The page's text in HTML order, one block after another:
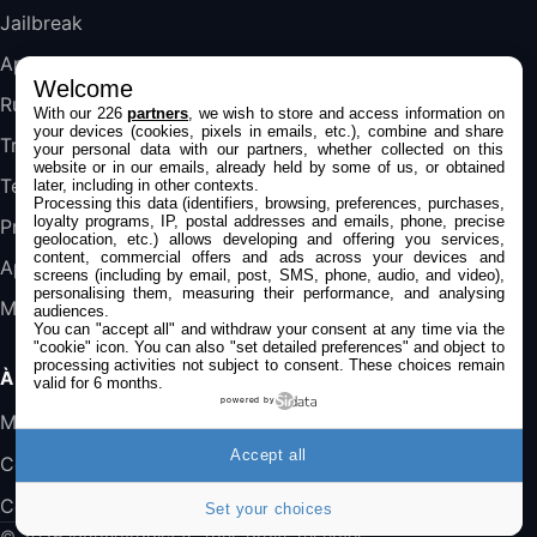
Jeu FIFA 20 sur PC (code à télécharger)
45,98€57,99€Rue Du Commerce (Vendeur Tiers)
Jailbreak
Applications
Rumeurs
Trucs & astuces
Tests
Promos
Apple
Mac
À PROPOS
Mentions légales
Confidentialité
Contact
Welcome
With our 226partners , we wish to store and access information on
your devices (cookies, pixels in emails, etc.), combine and share
your personal data with our partners, whether collected on this
website or in our emails, already held by some of us, or obtained
later, including in other contexts.
Processing this data (identifiers, browsing, preferences, purchases,
loyalty programs, IP, postal addresses and emails, phone, precise
geolocation, etc.) allows developing and offering you services,
content, commercial offers and ads across your devices and
screens (including by email, post, SMS, phone, audio, and video),
personalising them, measuring their performance, and analysing
audiences.
You can "accept all" and withdraw your consent at any time via the
"cookie" icon. You can also "set detailed preferences" and object to
processing activities not subject to consent. These choices remain
valid for 6 months.
powered by
Set your choices
Accept all